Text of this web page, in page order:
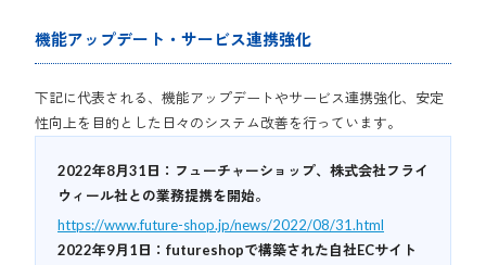
機能アップデート・サービス連携強化
下記に代表される、機能アップデートやサービス連携強化、安定
性向上を目的とした日々のシステム改善を行っています。
2022年8月31日：フューチャーショップ、株式会社フライ
ウィール社との業務提携を開始。
https://www.future-shop.jp/news/2022/08/31.html
2022年9月1日：futureshopで構築された自社ECサイト